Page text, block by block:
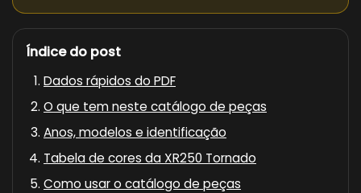
Índice do post
Dados rápidos do PDF
O que tem neste catálogo de peças
Anos, modelos e identificação
Tabela de cores da XR250 Tornado
Como usar o catálogo de peças